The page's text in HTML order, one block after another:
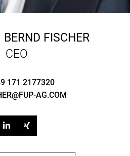
BERND FISCHER
CEO
171 2177320
AG.COM